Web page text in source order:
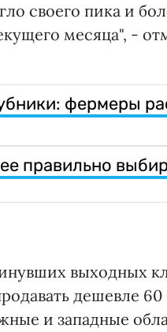
своего пика и
месяца", -
фермеры
правильно
выходных
дешевле
и западные